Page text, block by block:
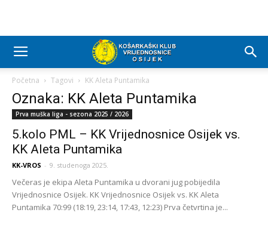
Početna Tagovi KK Aleta Puntamika
Oznaka: KK Aleta Puntamika
Prva muška liga - sezona 2025 / 2026
5.kolo PML – KK Vrijednosnice Osijek vs.
KK Aleta Puntamika
KK-VROS - 9. studenoga 2025.
Večeras je ekipa Aleta Puntamika u dvorani jug pobijedila
Vrijednosnice Osijek. KK Vrijednosnice Osijek vs. KK Aleta
Puntamika 70:99 (18:19, 23:14, 17:43, 12:23) Prva četvrtina je...